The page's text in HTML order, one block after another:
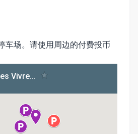
车场。请使用周边的付费投币